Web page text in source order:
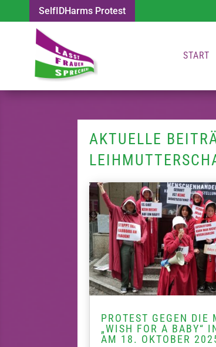
SelfIDHarms Protest
START
AKTUELLE
PROTEST GEGEN DIE
„WISH FOR A BABY“
AM 18. OKTOBER